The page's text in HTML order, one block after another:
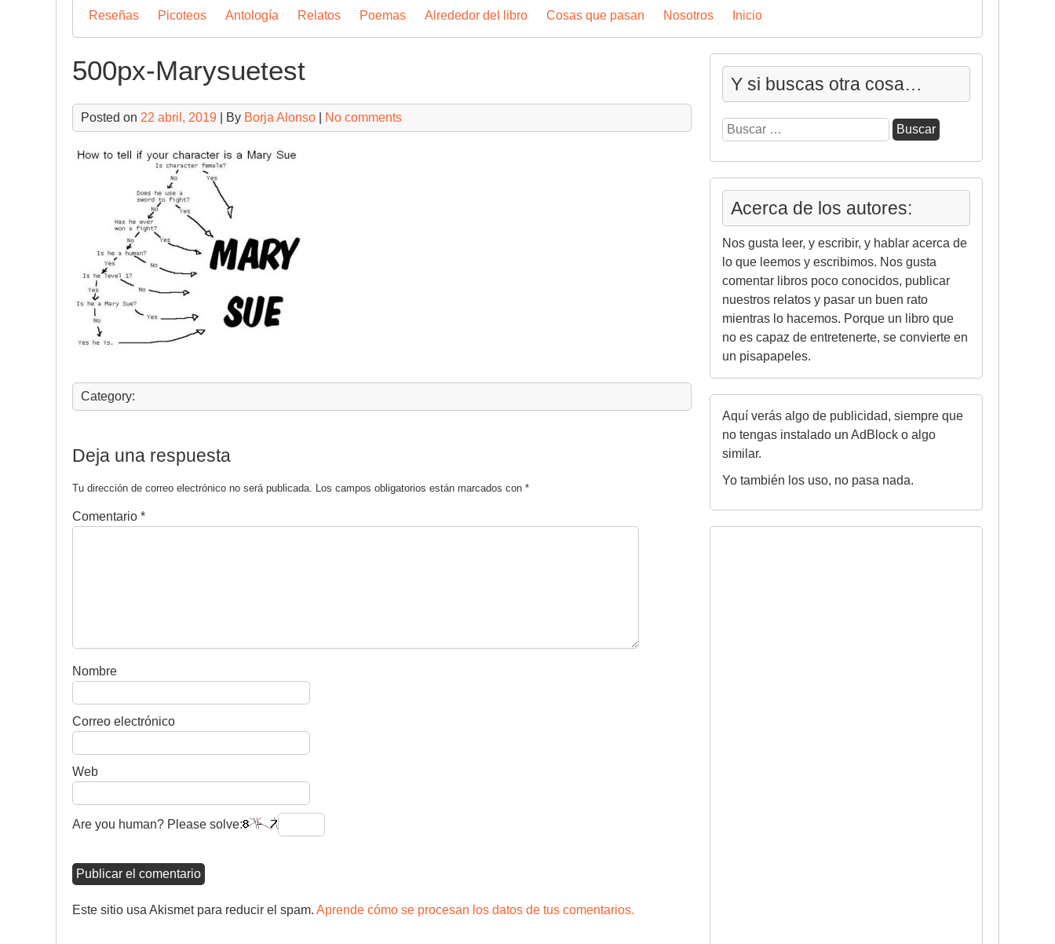
Reseñas Picoteos Antología Relatos Poemas Alrededor del libro Cosas que pasan Nosotros Inicio
500px-Marysuetest
Posted on 22 abril, 2019 | By Borja Alonso No comments
Category:
Deja una respuesta
Tu dirección de correo electrónico no será publicada. Los campos obligatorios están marcados con *
Comentario *
Nombre
Correo electrónico
Web
Are you human? Please solve:
Este sitio usa Akismet para reducir el spam. Aprende cómo se procesan los datos de tus comentarios.
Y si buscas otra cosa…
Buscar:
Acerca de los autores:
Nos gusta leer, y escribir, y hablar acerca de
lo que leemos y escribimos. Nos gusta
comentar libros poco conocidos, publicar
nuestros relatos y pasar un buen rato
mientras lo hacemos. Porque un libro que
no es capaz de entretenerte, se convierte en
un pisapapeles.
Aquí verás algo de publicidad, siempre que
no tengas instalado un AdBlock o algo
similar.
Yo también los uso, no pasa nada.